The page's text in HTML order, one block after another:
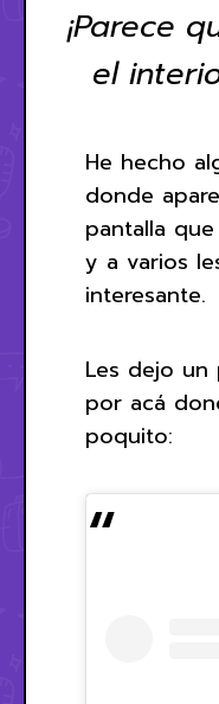
¡Parece
el
He hecho
donde
pantalla
y a varios
interesante.
Les dejo un
por acá
poquito: